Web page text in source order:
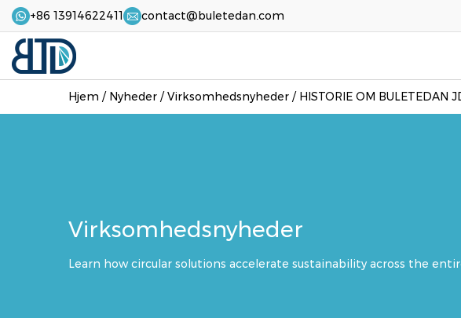
+86 13914622411 contact@buletedan.com
Hjem / Nyheder /Virksomhedsnyheder / HISTORIE OM BULETEDAN
Virksomhedsnyheder
Learn how circular solutions accelerate sustainability across the